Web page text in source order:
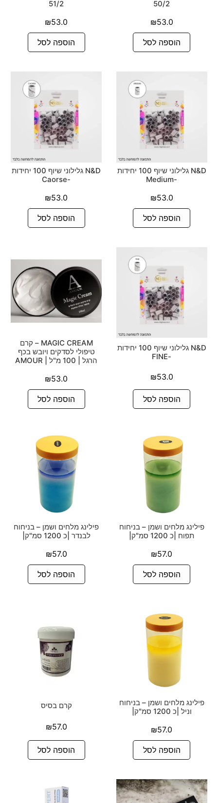
50/2
₪53.0
הוספה לסל
51/2
₪53.0
הוספה לסל
N&D גלילוני שיוף 100 יחידות
-Medium
₪53.0
הוספה לסל
N&D גלילוני שיוף 100 יחידות
-Caorse
₪53.0
הוספה לסל
N&D גלילוני שיוף 100 יחידות
-FINE
₪53.0
הוספה לסל
MAGIC CREAM – קרם
טיפולי לסדקים ויובש בכף
הרגל | 100 מ"ל | AMOUR
₪53.0
הוספה לסל
פילינג מלחים ושמן – בניחוח
תפוח |כ 1200 סמ"ק|
₪57.0
הוספה לסל
פילינג מלחים ושמן – בניחוח
לבנדר |כ 1200 סמ"ק|
₪57.0
הוספה לסל
פילינג מלחים ושמן – בניחוח
וניל |כ 1200 סמ"ק|
₪57.0
הוספה לסל
קרם בסיס
₪57.0
הוספה לסל